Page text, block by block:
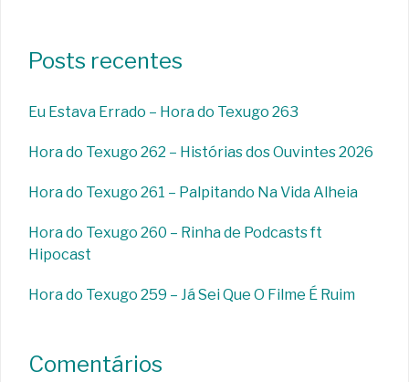
Posts recentes
Eu Estava Errado – Hora do Texugo 263
Hora do Texugo 262 – Histórias dos Ouvintes 2026
Hora do Texugo 261 – Palpitando Na Vida Alheia
Hora do Texugo 260 – Rinha de Podcasts ft
Hipocast
Hora do Texugo 259 – Já Sei Que O Filme É Ruim
Comentários